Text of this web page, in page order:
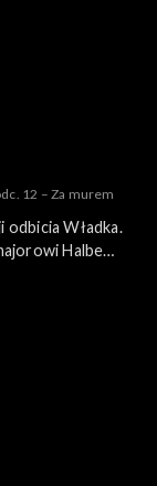
12 – Za murem
odbicia Władka.
Halbe
jednego z